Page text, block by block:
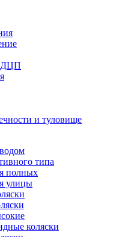
ДЦП
и туловище
типа
полных
улицы
коляски